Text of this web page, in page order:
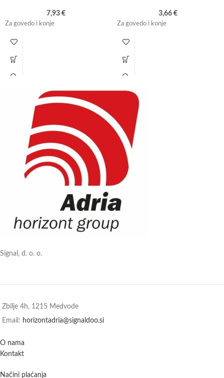
7,93 €
Za govedo i konje
3,66 €
Za govedo i konje
Signal, d. o. o.
Zbilje 4h, 1215 Medvode
Email: horizontadria@signaldoo.si
O nama
Kontakt
Načini plaćanja